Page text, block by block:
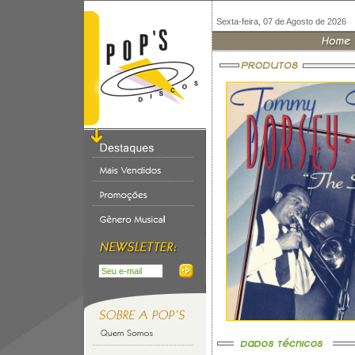
Sexta-feira, 07 de Agosto de 2026